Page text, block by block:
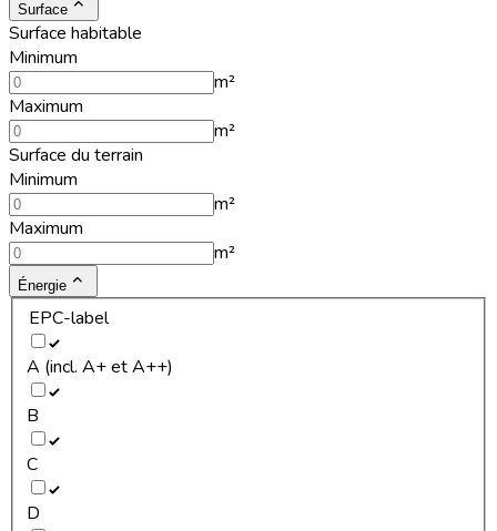
Surface
Surface habitable
Minimum
m²
Maximum
m²
Surface du terrain
Minimum
m²
Maximum
m²
Énergie
EPC-label
A (incl. A+ et A++)
B
C
D